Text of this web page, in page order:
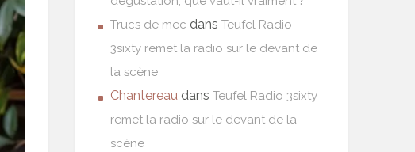
Trucs de mec dans Teufel Radio
3sixty remet la radio sur le devant de
la scène
Chantereau dans Teufel Radio 3sixty
remet la radio sur le devant de la
scène